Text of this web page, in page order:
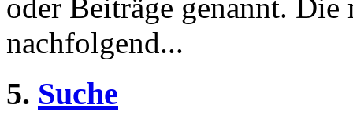
oder Beiträge genannt.
nachfolgend...
5. Suche